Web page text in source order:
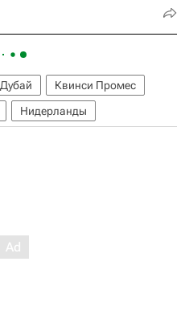
Дубай
Квинси Промес
Нидерланды